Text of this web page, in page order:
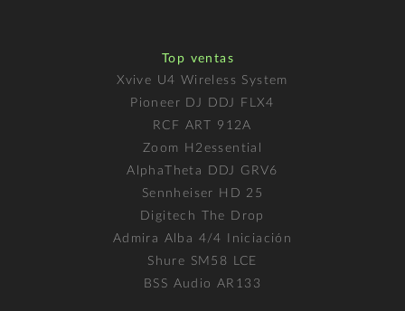
Top ventas
Xvive U4 Wireless System
Pioneer DJ DDJ FLX4
RCF ART 912A
Zoom H2essential
AlphaTheta DDJ GRV6
Sennheiser HD 25
Digitech The Drop
Admira Alba 4/4 Iniciación
Shure SM58 LCE
BSS Audio AR133